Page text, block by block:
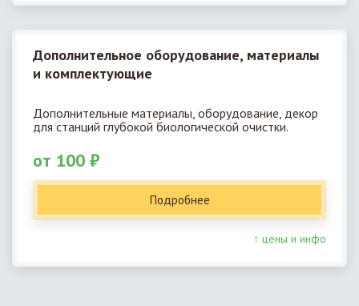
Дополнительное оборудование, материалы
и комплектующие
Дополнительные материалы, оборудование, декор
для станций глубокой биологической очистки.
от 100 ₽
Подробнее
↑ цены и инфо